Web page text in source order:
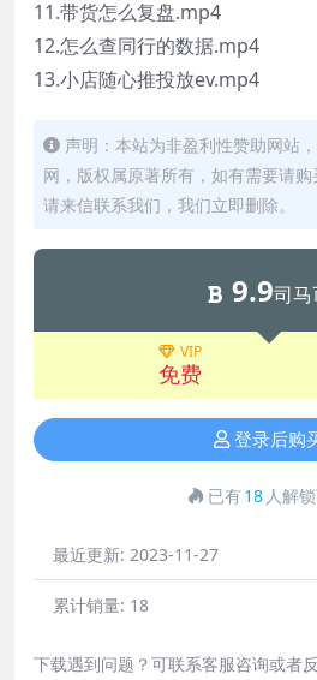
11.带货怎么复盘.mp4
12.怎么查同行的数据.mp4
13.小店随心推投放ev.mp4
声明：本站为非盈利性赞助网站
网，版权属原著所有，如有需要请
请来信联系我们，我们立即删除。
9.9司马
VIP
免费
登录后购
已有18 人解
最近更新: 2023-11-27
累计销量: 18
下载遇到问题？可联系客服咨询或者反